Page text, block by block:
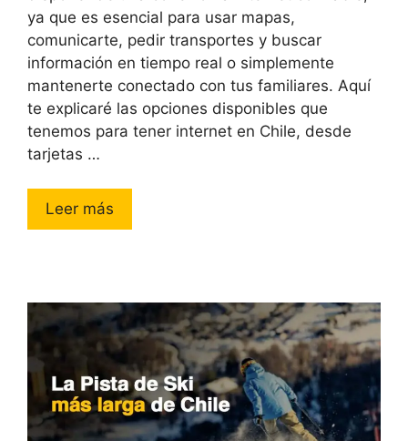
ya que es esencial para usar mapas,
comunicarte, pedir transportes y buscar
información en tiempo real o simplemente
mantenerte conectado con tus familiares. Aquí
te explicaré las opciones disponibles que
tenemos para tener internet en Chile, desde
tarjetas …
Leer más